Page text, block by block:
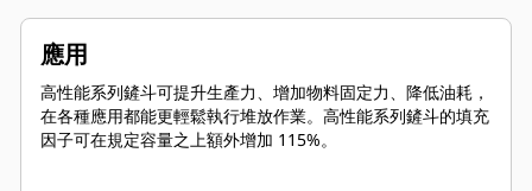
應用
高性能系列鏟斗可提升生產力、增加物料固定力、降低油耗，
在各種應用都能更輕鬆執行堆放作業。高性能系列鏟斗的填充
因子可在規定容量之上額外增加 115%。